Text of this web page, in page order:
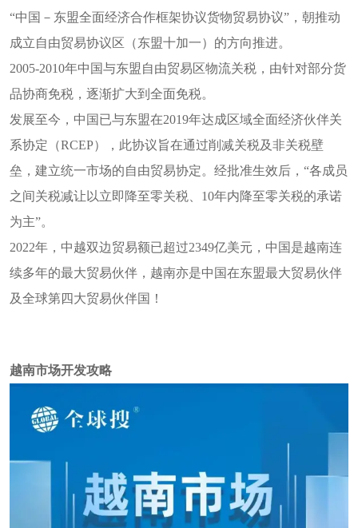
“中国－东盟全面经济合作框架协议货物贸易协议”，朝推动
成立自由贸易协议区（东盟十加一）的方向推进。
2005-2010年中国与东盟自由贸易区物流关税，由针对部分货
品协商免税，逐渐扩大到全面免税。
发展至今，中国已与东盟在2019年达成区域全面经济伙伴关
系协定（RCEP），此协议旨在通过削减关税及非关税壁
垒，建立统一市场的自由贸易协定。经批准生效后，“各成员
之间关税减让以立即降至零关税、10年内降至零关税的承诺
为主”。
2022年，中越双边贸易额已超过2349亿美元，中国是越南连
续多年的最大贸易伙伴，越南亦是中国在东盟最大贸易伙伴
及全球第四大贸易伙伴国！
越南市场开发攻略